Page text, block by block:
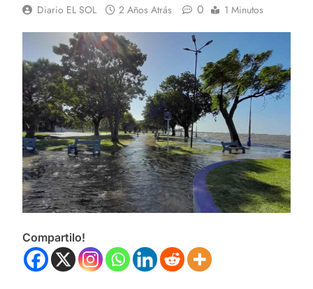
Diario EL SOL 2 Años Atrás 0 1 Minutos
Compartilo!